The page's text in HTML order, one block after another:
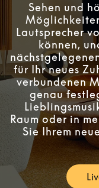
Sehen und
Lautsprecher
können,
für Ihr neues
verbundenen
genau
Raum oder in
Sie Ihrem